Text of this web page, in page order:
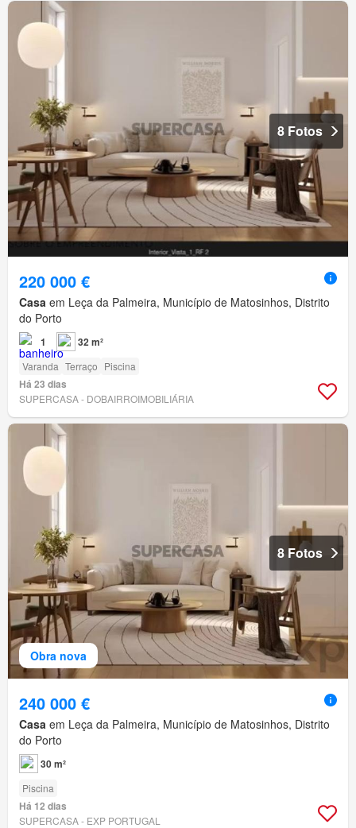
8 Fotos
220 000 €
Casa em Leça da Palmeira, Município de Matosinhos, Distrito
do Porto
1 32 m²
Varanda Terraço Piscina
Há 23 dias
SUPERCASA - DOBAIRROIMOBILIÁRIA
Obra nova
8 Fotos
240 000 €
Casa em Leça da Palmeira, Município de Matosinhos, Distrito
do Porto
30 m²
Piscina
Há 12 dias
SUPERCASA - EXP PORTUGAL